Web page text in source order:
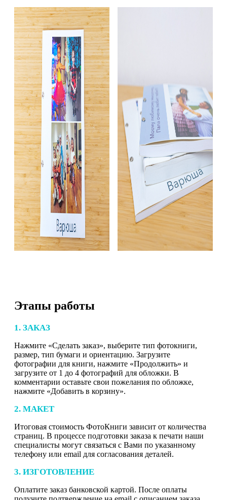
Этапы работы
1. ЗАКАЗ
Нажмите «Сделать заказ», выберите тип фотокниги,
размер, тип бумаги и ориентацию. Загрузите
фотографии для книги, нажмите «Продолжить» и
загрузите от 1 до 4 фотографий для обложки. В
комментарии оставьте свои пожелания по обложке,
нажмите «Добавить в корзину».
2. МАКЕТ
Итоговая стоимость ФотоКниги зависит от количества
страниц. В процессе подготовки заказа к печати наши
специалисты могут связаться с Вами по указанному
телефону или email для согласования деталей.
3. ИЗГОТОВЛЕНИЕ
Оплатите заказ банковской картой. После оплаты